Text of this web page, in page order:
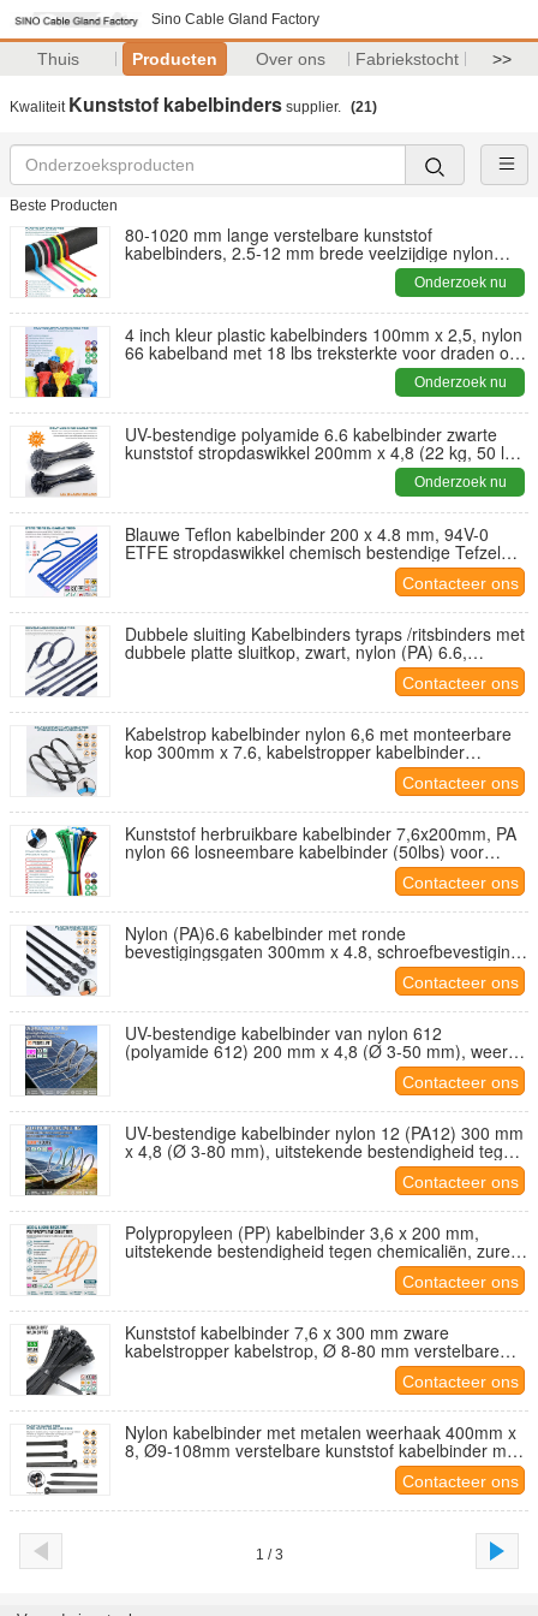
Sino Cable Gland Factory
Thuis Producten Over ons Fabriekstocht >>
Kwaliteit Kunststof kabelbinders supplier. (21)
Beste Producten
80-1020 mm lange verstelbare kunststof
kabelbinders, 2.5-12 mm brede veelzijdige nylon
kabelbanden tyraps voor kabelboom Onderzoek nu
4 inch kleur plastic kabelbinders 100mm x 2,5, nylon
66 kabelband met 18 lbs treksterkte voor draden of
Onderzoek nu
UV-bestendige polyamide 6.6 kabelbinder zwarte
kunststof stropdaswikkel 200mm x 4,8 (22 kg, 50 lbs)
voor omgevingen met hoge UV-stralingOnderzoek nu
Blauwe Teflon kabelbinder 200 x 4.8 mm, 94V-0
ETFE stropdaswikkel chemisch bestendige Tefzel
tiewrap tyrap 50lbs voor extreme omstandigheden
Contacteer ons
Dubbele sluiting Kabelbinders tyraps /ritsbinders met
dubbele platte sluitkop, zwart, nylon (PA) 6.6,
760x9mm, 110lbs, 500N, Ø20~220mm,
Contacteer ons
Kabelstrop kabelbinder nylon 6,6 met monteerbare
kop 300mm x 7.6, kabelstropper kabelbinder
kunststof 120lbs met schroefgat voor binnen en
Contacteer ons
Kunststof herbruikbare kabelbinder 7,6x200mm, PA
nylon 66 losneembare kabelbinder (50lbs) voor
Contacteer ons
Nylon (PA)6.6 kabelbinder met ronde
bevestigingsgaten 300mm x 4.8, schroefbevestiging
plastic draadbinder (50lbs) monteerbare
bundelbandje voor het ophangen van objecten
Contacteer ons
UV-bestendige kabelbinder van nylon 612
(polyamide 612) 200 mm x 4,8 (Ø 3-50 mm), weer-
en corrosiebestendig, voor zonne-installaties
Contacteer ons
UV-bestendige kabelbinder nylon 12 (PA12) 300 mm
x 4,8 (Ø 3-80 mm), uitstekende bestendigheid tegen
zout en chemicaliën, voor de fotovoltaïsche zonne-
Contacteer ons
Polypropyleen (PP) kabelbinder 3,6 x 200 mm,
uitstekende bestendigheid tegen chemicaliën, zuren
en logen, lage wateropname, voor de
Contacteer ons
Kunststof kabelbinder 7,6 x 300 mm zware
kabelstropper kabelstrop, Ø 8-80 mm verstelbare
nylon (PA) 6.6 ritsbinder met trekkracht 130 lbs of
Contacteer ons
Nylon kabelbinder met metalen weerhaak 400mm x
8, Ø9-108mm verstelbare kunststof kabelbinder met
metalen tong 550N (112 lbs) voor scheepsbouw
Contacteer ons
1 / 3